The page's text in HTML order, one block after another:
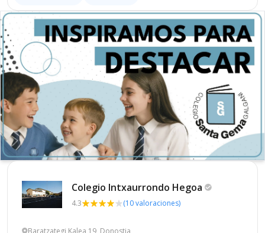
Colegio Intxaurrondo Hegoa
4.3 (10 valoraciones)
Baratzategi Kalea 19, Donostia